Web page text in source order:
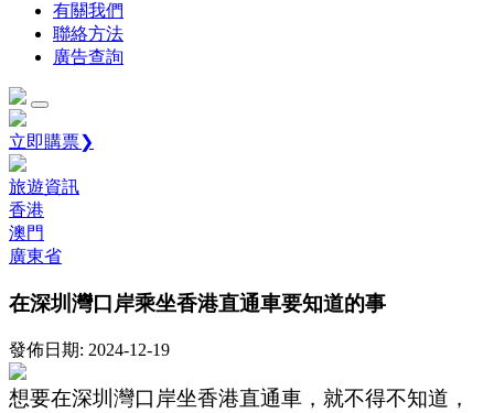
有關我們
聯絡方法
廣告查詢
立即購票❯
旅遊資訊
香港
澳門
廣東省
在深圳灣口岸乘坐香港直通車要知道的事
發佈日期: 2024-12-19
想要在深圳灣口岸坐香港直通車，就不得不知道，